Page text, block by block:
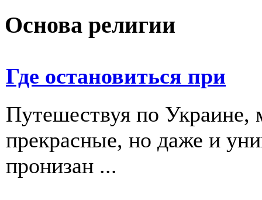
Основа религии
Где остановиться при
Путешествуя по Украине,
прекрасные, но даже и
пронизан ...